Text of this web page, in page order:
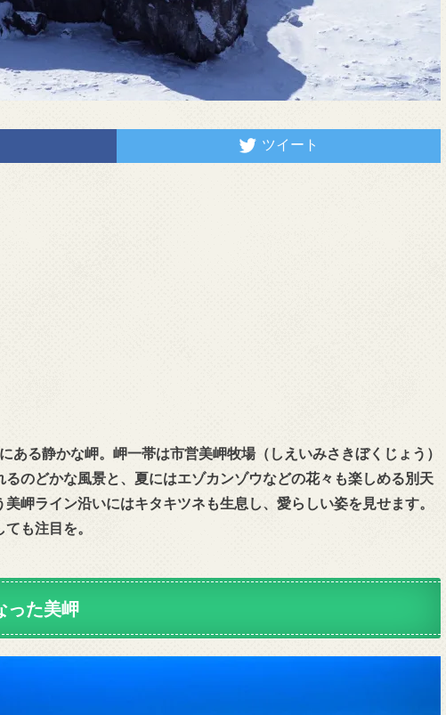
ツイート
ある静かな岬。岬一帯は市営美岬牧場（しえいみさきぼくじょう）
のどかな風景と、夏にはエゾカンゾウなどの花々も楽しめる別天
岬ライン沿いにはキタキツネも生息し、愛らしい姿を見せます。
も注目を。
った美岬